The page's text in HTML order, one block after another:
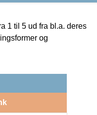
1 til 5 ud fra bl.a. deres
og